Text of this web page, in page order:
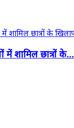
में शामिल छात्रों के...